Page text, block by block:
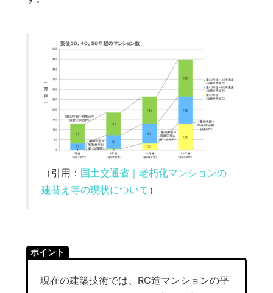
（引用： 国土交通省｜老朽化マンションの
建替え等の現状について）
ポイント
現在の建築技術では、RC造マンションの平